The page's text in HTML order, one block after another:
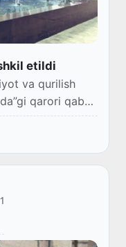
etildi
va qurilish
qarori qabul